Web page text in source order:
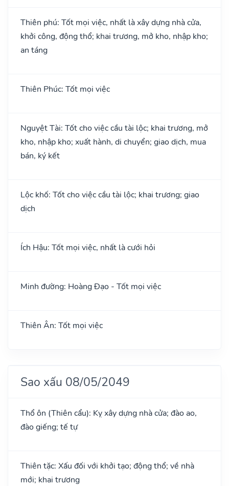
Thiên phú: Tốt mọi việc, nhất là xây dựng nhà cửa,
khởi công, động thổ; khai trương, mở kho, nhập kho;
an táng
Thiên Phúc: Tốt mọi việc
Nguyệt Tài: Tốt cho việc cầu tài lộc; khai trương, mở
kho, nhập kho; xuất hành, di chuyển; giao dịch, mua
bán, ký kết
Lộc khố: Tốt cho việc cầu tài lộc; khai trương; giao
dịch
Ích Hậu: Tốt mọi việc, nhất là cưới hỏi
Minh đường: Hoàng Đạo - Tốt mọi việc
Thiên Ân: Tốt mọi việc
Sao xấu 08/05/2049
Thổ ôn (Thiên cẩu): Kỵ xây dựng nhà cửa; đào ao,
đào giếng; tế tự
Thiên tặc: Xấu đối với khởi tạo; động thổ; về nhà
mới; khai trương